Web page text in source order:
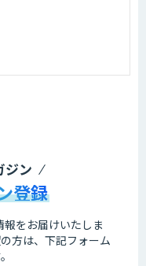
ジン
登録
をお届けいたしま
方は、下記フォーム